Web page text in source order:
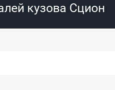
кузова Сцион